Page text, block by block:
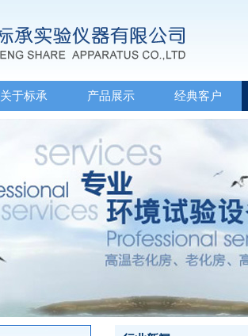
关于标承 产品展示 经典客户